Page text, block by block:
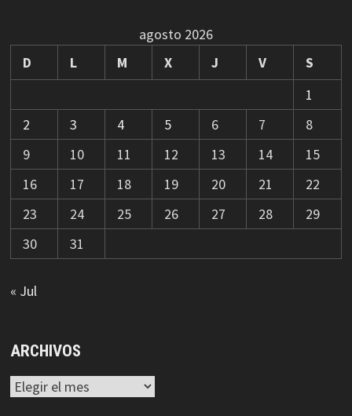
agosto 2026
D
L M X J V
S
1
2
3 4 5 6 7
8
9
10 11 12 13 14
15
16
17 18 19 20 21
22
23
24 25 26 27 28
29
30
31
« Jul
ARCHIVOS
Archivos